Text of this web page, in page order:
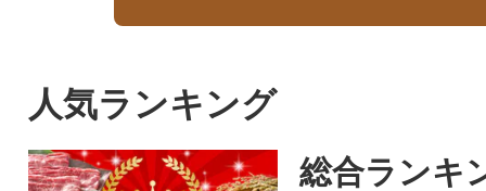
人気ランキング
総合ランキ